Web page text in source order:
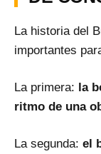
La historia del
importantes
La primera: la
ritmo de una
La segunda: el